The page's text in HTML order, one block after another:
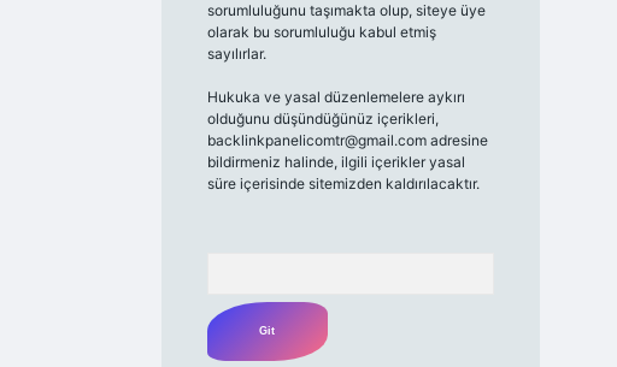
sorumluluğunu taşımakta olup, siteye üye
olarak bu sorumluluğu kabul etmiş
sayılırlar.
Hukuka ve yasal düzenlemelere aykırı
olduğunu düşündüğünüz içerikleri,
backlinkpanelicomtr@gmail.comadresine
bildirmeniz halinde, ilgili içerikler yasal
süre içerisinde sitemizden kaldırılacaktır.